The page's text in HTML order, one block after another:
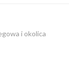
i okolica